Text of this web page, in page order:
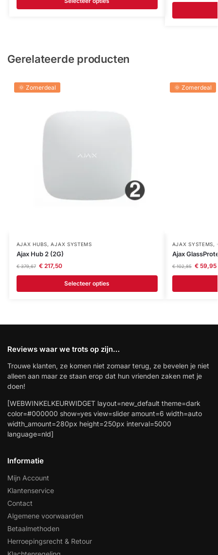
Gerelateerde producten
🌞 Zomerdeal
AJAX HUBS,AJAX SYSTEMS
Ajax Hub 2 (2G)
€379,67 €217,50
Selecteer opties
🌞 Zomerdeal
AJAX SYSTEMS,
Ajax
€102,85 €59,95
Reviews waar we trots op zijn…
Trouwe klanten, ze komen niet zomaar terug, ze bevelen je niet
alleen aan maar ze staan erop dat hun vrienden zaken met je
doen!
[WEBWINKELKEURWIDGET layout=new_default theme=dark
color=#000000 show=yes view=slider amount=6 width=auto
width_amount=280px height=250px interval=5000
language=nld]
Informatie
Mijn Account
Klantenservice
Contact
Algemene voorwaarden
Betaalmethoden
Herroepingsrecht & Retour